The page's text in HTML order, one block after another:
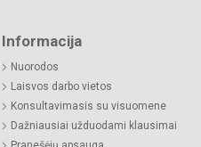
Informacija
Nuorodos
Laisvos darbo vietos
Konsultavimasis su visuomene
Dažniausiai užduodami klausimai